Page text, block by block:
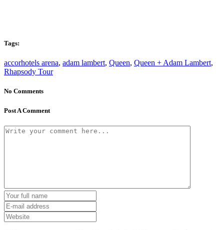
Tags:
accorhotels arena, adam lambert, Queen, Queen + Adam Lambert,
Rhapsody Tour
No Comments
Post A Comment